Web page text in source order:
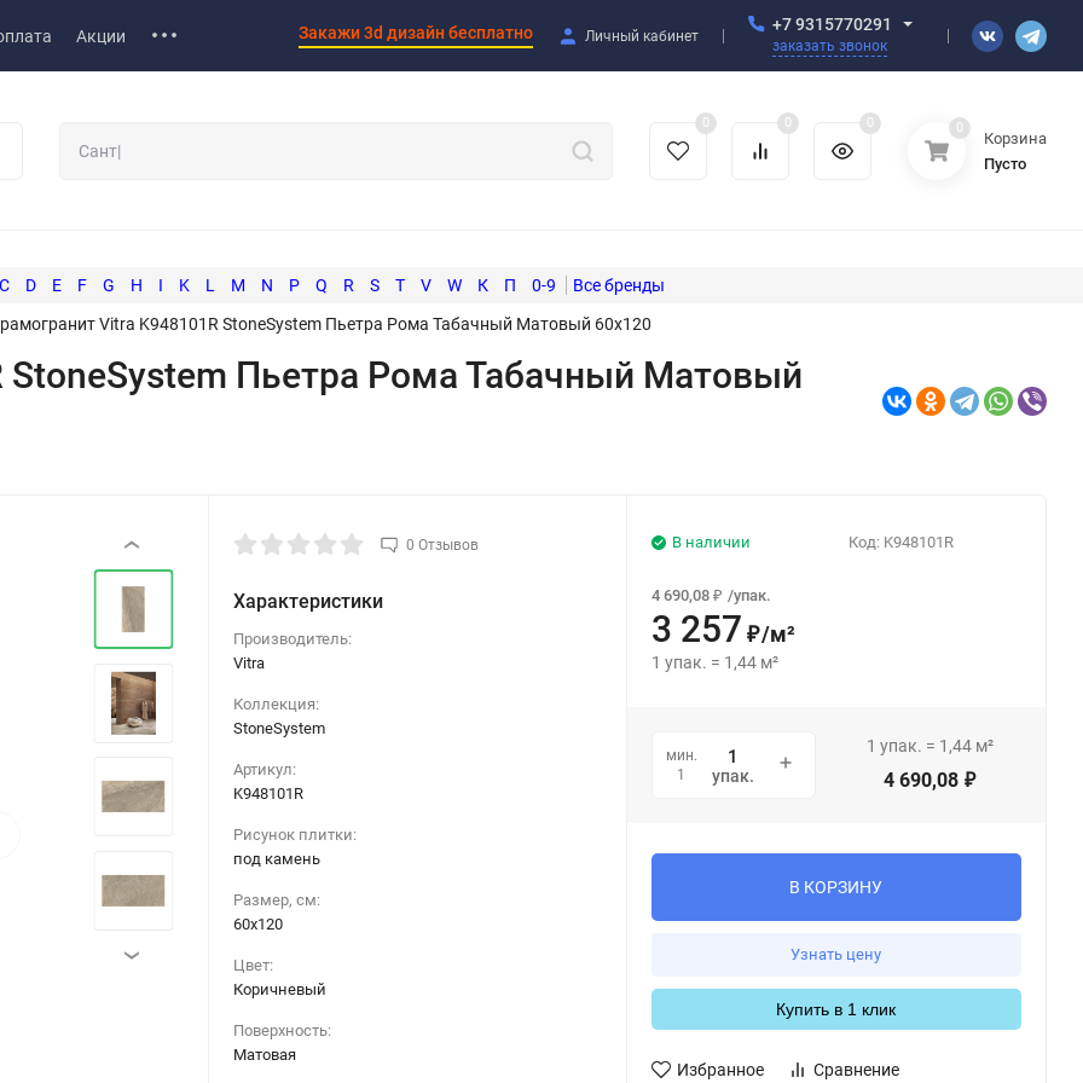
Акции Закажи 3d дизайн бесплатно Личный кабинет
+7 9315770291
заказать звонок
0 0 0 0
Корзина
Пусто
C D E F G H I K L M N P Q R S T V W К П
0-9
Vitra K948101R StoneSystem Пьетра Рома Табачный Матовый 60x120
StoneSystem Пьетра Рома Табачный Матовый
‹
›
0 Отзывов
Характеристики
Производитель:
Vitra
Коллекция:
StoneSystem
Артикул:
K948101R
Рисунок плитки:
под камень
Размер, см:
60х120
Цвет:
Коричневый
Поверхность:
Матовая
Код: K948101R
В наличии
4 690,08 ₽ /упак.
3 257 ₽/м²
1 упак. = 1,44 м²
мин.
1
упак.
1 упак. = 1,44 м²
4 690,08 ₽
В КОРЗИНУ
Узнать цену
Купить в 1 клик
Избранное Сравнение